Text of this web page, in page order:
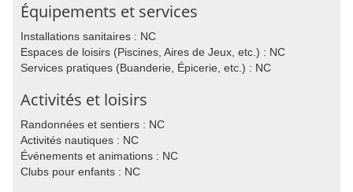
Équipements et services
Installations sanitaires : NC
Espaces de loisirs (Piscines, Aires de Jeux, etc.) : NC
Services pratiques (Buanderie, Épicerie, etc.) : NC
Activités et loisirs
Randonnées et sentiers : NC
Activités nautiques : NC
Événements et animations : NC
Clubs pour enfants : NC